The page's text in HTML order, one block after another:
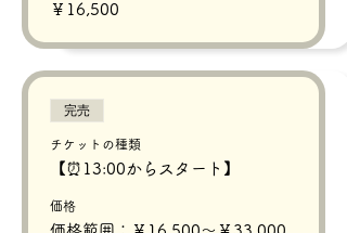
￥16,500
完売
チケットの種類
【⏰13:00からスタート】
価格